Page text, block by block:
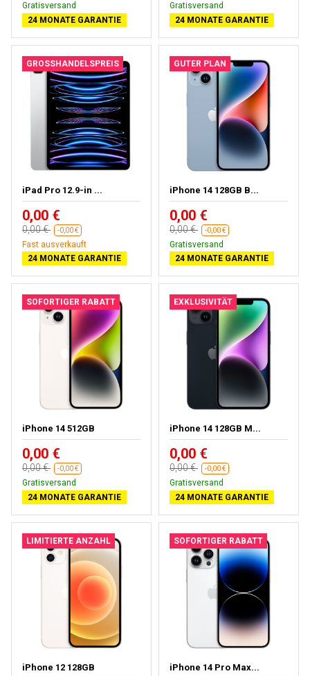
Gratisversand
24 MONATE GARANTIE
Gratisversand
24 MONATE GARANTIE
GROSSHANDELSPREIS
iPad Pro 12.9-in ...
0,00 €
0,00 € -0,00 €
Fast ausverkauft
24 MONATE GARANTIE
GUTER PLAN
iPhone 14 128GB B...
0,00 €
0,00 € -0,00 €
Gratisversand
24 MONATE GARANTIE
SOFORTIGER RABATT
iPhone 14 512GB
0,00 €
0,00 € -0,00 €
Gratisversand
24 MONATE GARANTIE
EXKLUSIVITÄT
iPhone 14 128GB M...
0,00 €
0,00 € -0,00 €
Gratisversand
24 MONATE GARANTIE
LIMITIERTE ANZAHL
iPhone 12 128GB
SOFORTIGER RABATT
iPhone 14 Pro Max...